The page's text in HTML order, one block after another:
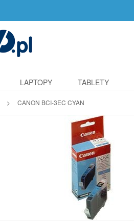
LAPTOPY TABLETY
> CANON BCI-3EC CYAN